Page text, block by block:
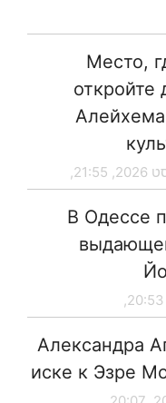
Место,
В Одессе
Александра
иске к Эзре